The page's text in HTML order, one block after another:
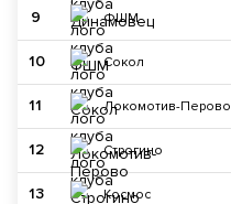
9 ФШМ
10 Сокол
11 Локомотив-Перово
12 Строгино
13 Космос